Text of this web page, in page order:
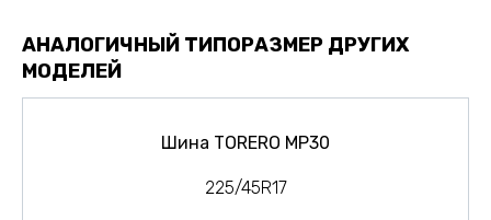
АНАЛОГИЧНЫЙ ТИПОРАЗМЕР ДРУГИХ
МОДЕЛЕЙ
Шина TORERO MP30
225/45R17